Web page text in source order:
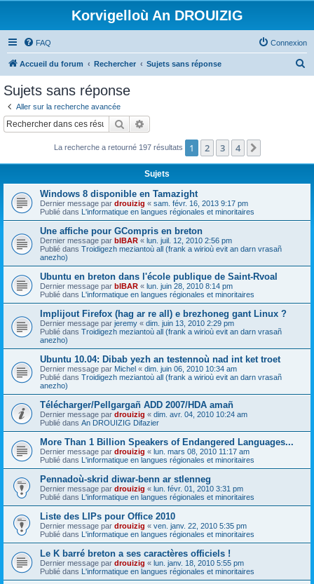
Korvigelloù An DROUIZIG
FAQ Connexion
Accueil du forum Rechercher Sujets sans réponse
c
Sujets sans réponse
Aller sur la recherche avancée
Rechercher
La recherche a retourné 197 résultats 1 2 3 4
Sujets
Windows 8 disponible en Tamazight
Dernier message par drouizig « sam. févr. 16, 2013 9:17 pm
Publié dans L'informatique en langues régionales et minoritaires
Une affiche pour GCompris en breton
Dernier message par bIBAR « lun. juil. 12, 2010 2:56 pm
Publié dans Troidigezh meziantoù all (frank a wirioù evit an darn vrasañ
anezho)
Ubuntu en breton dans l'école publique de Saint-Rvoal
Dernier message par bIBAR « lun. juin 28, 2010 8:14 pm
Publié dans L'informatique en langues régionales et minoritaires
Implijout Firefox (hag ar re all) e brezhoneg gant Linux ?
Dernier message par jeremy « dim. juin 13, 2010 2:29 pm
Publié dans Troidigezh meziantoù all (frank a wirioù evit an darn vrasañ
anezho)
Ubuntu 10.04: Dibab yezh an testennoù nad int ket troet
Dernier message par Michel « dim. juin 06, 2010 10:34 am
Publié dans Troidigezh meziantoù all (frank a wirioù evit an darn vrasañ
anezho)
Télécharger/Pellgargañ ADD 2007/HDA amañ
Dernier message par drouizig « dim. avr. 04, 2010 10:24 am
Publié dans An DROUIZIG Difazier
More Than 1 Billion Speakers of Endangered Languages...
Dernier message par drouizig « lun. mars 08, 2010 11:17 am
Publié dans L'informatique en langues régionales et minoritaires
Pennadoù-skrid diwar-benn ar stlenneg
Dernier message par drouizig « lun. févr. 01, 2010 3:31 pm
Publié dans L'informatique en langues régionales et minoritaires
Liste des LIPs pour Office 2010
Dernier message par drouizig « ven. janv. 22, 2010 5:35 pm
Publié dans L'informatique en langues régionales et minoritaires
Le K barré breton a ses caractères officiels !
Dernier message par drouizig « lun. janv. 18, 2010 5:55 pm
Publié dans L'informatique en langues régionales et minoritaires